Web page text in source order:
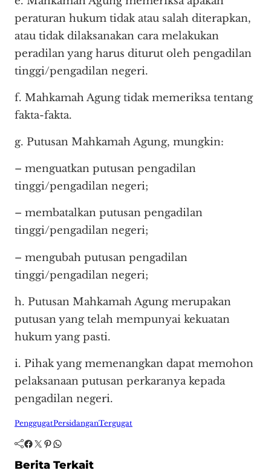
peraturan hukum tidak atau salah diterapkan,
atau tidak dilaksanakan cara melakukan
peradilan yang harus diturut oleh pengadilan
tinggi/pengadilan negeri.
f. Mahkamah Agung tidak memeriksa tentang
fakta-fakta.
g. Putusan Mahkamah Agung, mungkin:
– menguatkan putusan pengadilan
tinggi/pengadilan negeri;
– membatalkan putusan pengadilan
tinggi/pengadilan negeri;
– mengubah putusan pengadilan
tinggi/pengadilan negeri;
h. Putusan Mahkamah Agung merupakan
putusan yang telah mempunyai kekuatan
hukum yang pasti.
i. Pihak yang memenangkan dapat memohon
pelaksanaan putusan perkaranya kepada
pengadilan negeri.
PenggugatPersidanganTergugat
Facebook Twitter Pinterest WhatsApp
Berita Terkait